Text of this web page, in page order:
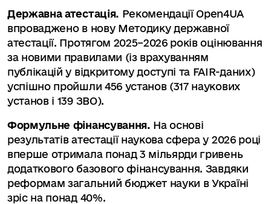
Державна атестація. Рекомендації Open4UA
впроваджено в нову Методику державної
атестації. Протягом 2025–2026 років оцінювання
за новими правилами (із врахуванням
публікацій у відкритому доступі та FAIR-даних)
успішно пройшли 456 установ (317 наукових
установ і 139 ЗВО).
Формульне фінансування. На основі
результатів атестації наукова сфера у 2026 році
вперше отримала понад 3 мільярди гривень
додаткового базового фінансування. Завдяки
реформам загальний бюджет науки в Україні
зріс на понад 40%.